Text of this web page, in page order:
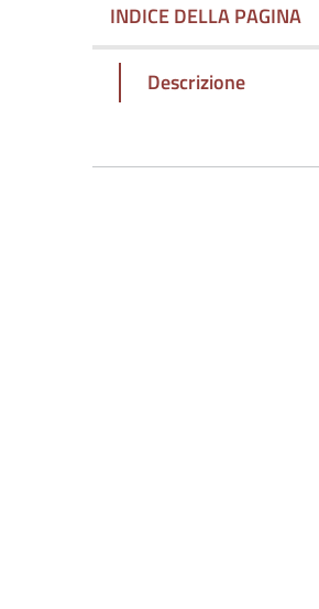
INDICE DELLA PAGINA
Descrizione